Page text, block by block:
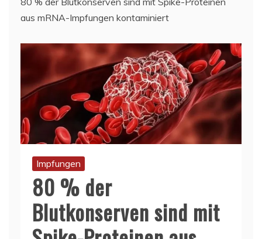
aus mRNA-Impfungen kontaminiert
Impfungen
80 % der
Blutkonserven sind mit